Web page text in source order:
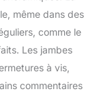
° Tête de
ball
qui peut
°,
même dans des
comme le
Les jambes
à vis,
commentaires